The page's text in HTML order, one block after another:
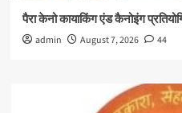
पैरा केनो कायाकिंग एंड कैनोइंग
admin August 7, 2026 44